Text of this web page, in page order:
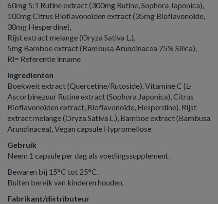
60mg 5:1 Rutine extract (300mg Rutine, Sophora Japonica),
100mg Citrus Bioflavonoïden extract (35mg Bioflavonoïde,
30mg Hesperdine),
Rijst extract melange (Oryza Sativa L.),
5mg Bamboe extract (Bambusa Arundinacea 75% Silica),
RI= Referentie inname
Ingredienten
Boekweit extract (Quercetine/Rutoside), Vitamine C (L-
Ascorbinezuur Rutine extract (Sophora Japonica), Citrus
Bioflavonoïden extract, Bioflavonoïde, Hesperdine), Rijst
extract melange (Oryza Sativa L.), Bamboe extract (Bambusa
Arundinacea), Vegan capsule Hypromellose
Gebruik
Neem 1 capsule per dag als voedingssupplement.
Bewaren bij 15°C tot 25°C.
Buiten bereik van kinderen houden.
Fabrikant/distributeur